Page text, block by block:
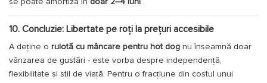
se poate amortiza în doar 2–4 luni .
10. Concluzie: Libertate pe roți la prețuri accesibile
A deține o rulotă cu mâncare pentru hot dog nu înseamnă doar
vânzarea de gustări - este vorba despre independență,
flexibilitate și stil de viață. Pentru o fracțiune din costul unui